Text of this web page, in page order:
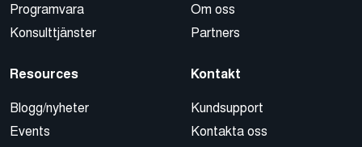
Programvara
Konsulttjänster
Om oss
Partners
Resources
Blogg/nyheter
Events
Kontakt
Kundsupport
Kontakta oss